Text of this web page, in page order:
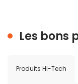
Les bons
Produits Hi-Tech